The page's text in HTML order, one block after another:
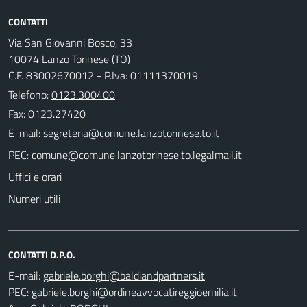
CONTATTI
Via San Giovanni Bosco, 33
10074 Lanzo Torinese (TO)
C.F. 83002670012 - P.Iva: 01111370019
Telefono:0123.300400
Fax: 0123.27420
E-mail:
PEC:
Uffici e orari
Numeri utili
CONTATTI D.P.O.
E-mail:
PEC: